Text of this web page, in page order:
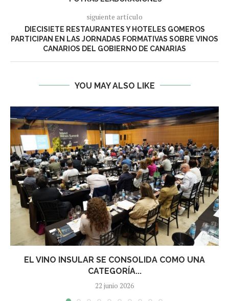
siguiente artículo
DIECISIETE RESTAURANTES Y HOTELES GOMEROS
PARTICIPAN EN LAS JORNADAS FORMATIVAS SOBRE VINOS
CANARIOS DEL GOBIERNO DE CANARIAS
YOU MAY ALSO LIKE
EL VINO INSULAR SE CONSOLIDA COMO UNA
CATEGORÍA...
22 junio 2026